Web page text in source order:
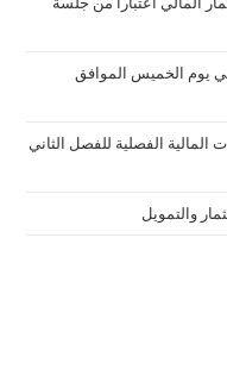
في يوم الخميس الموافق
المالية الفصلية للفصل الثاني
والتمويل